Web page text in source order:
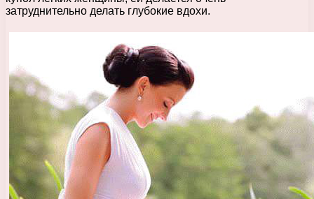
затруднительно делать глубокие вдохи.